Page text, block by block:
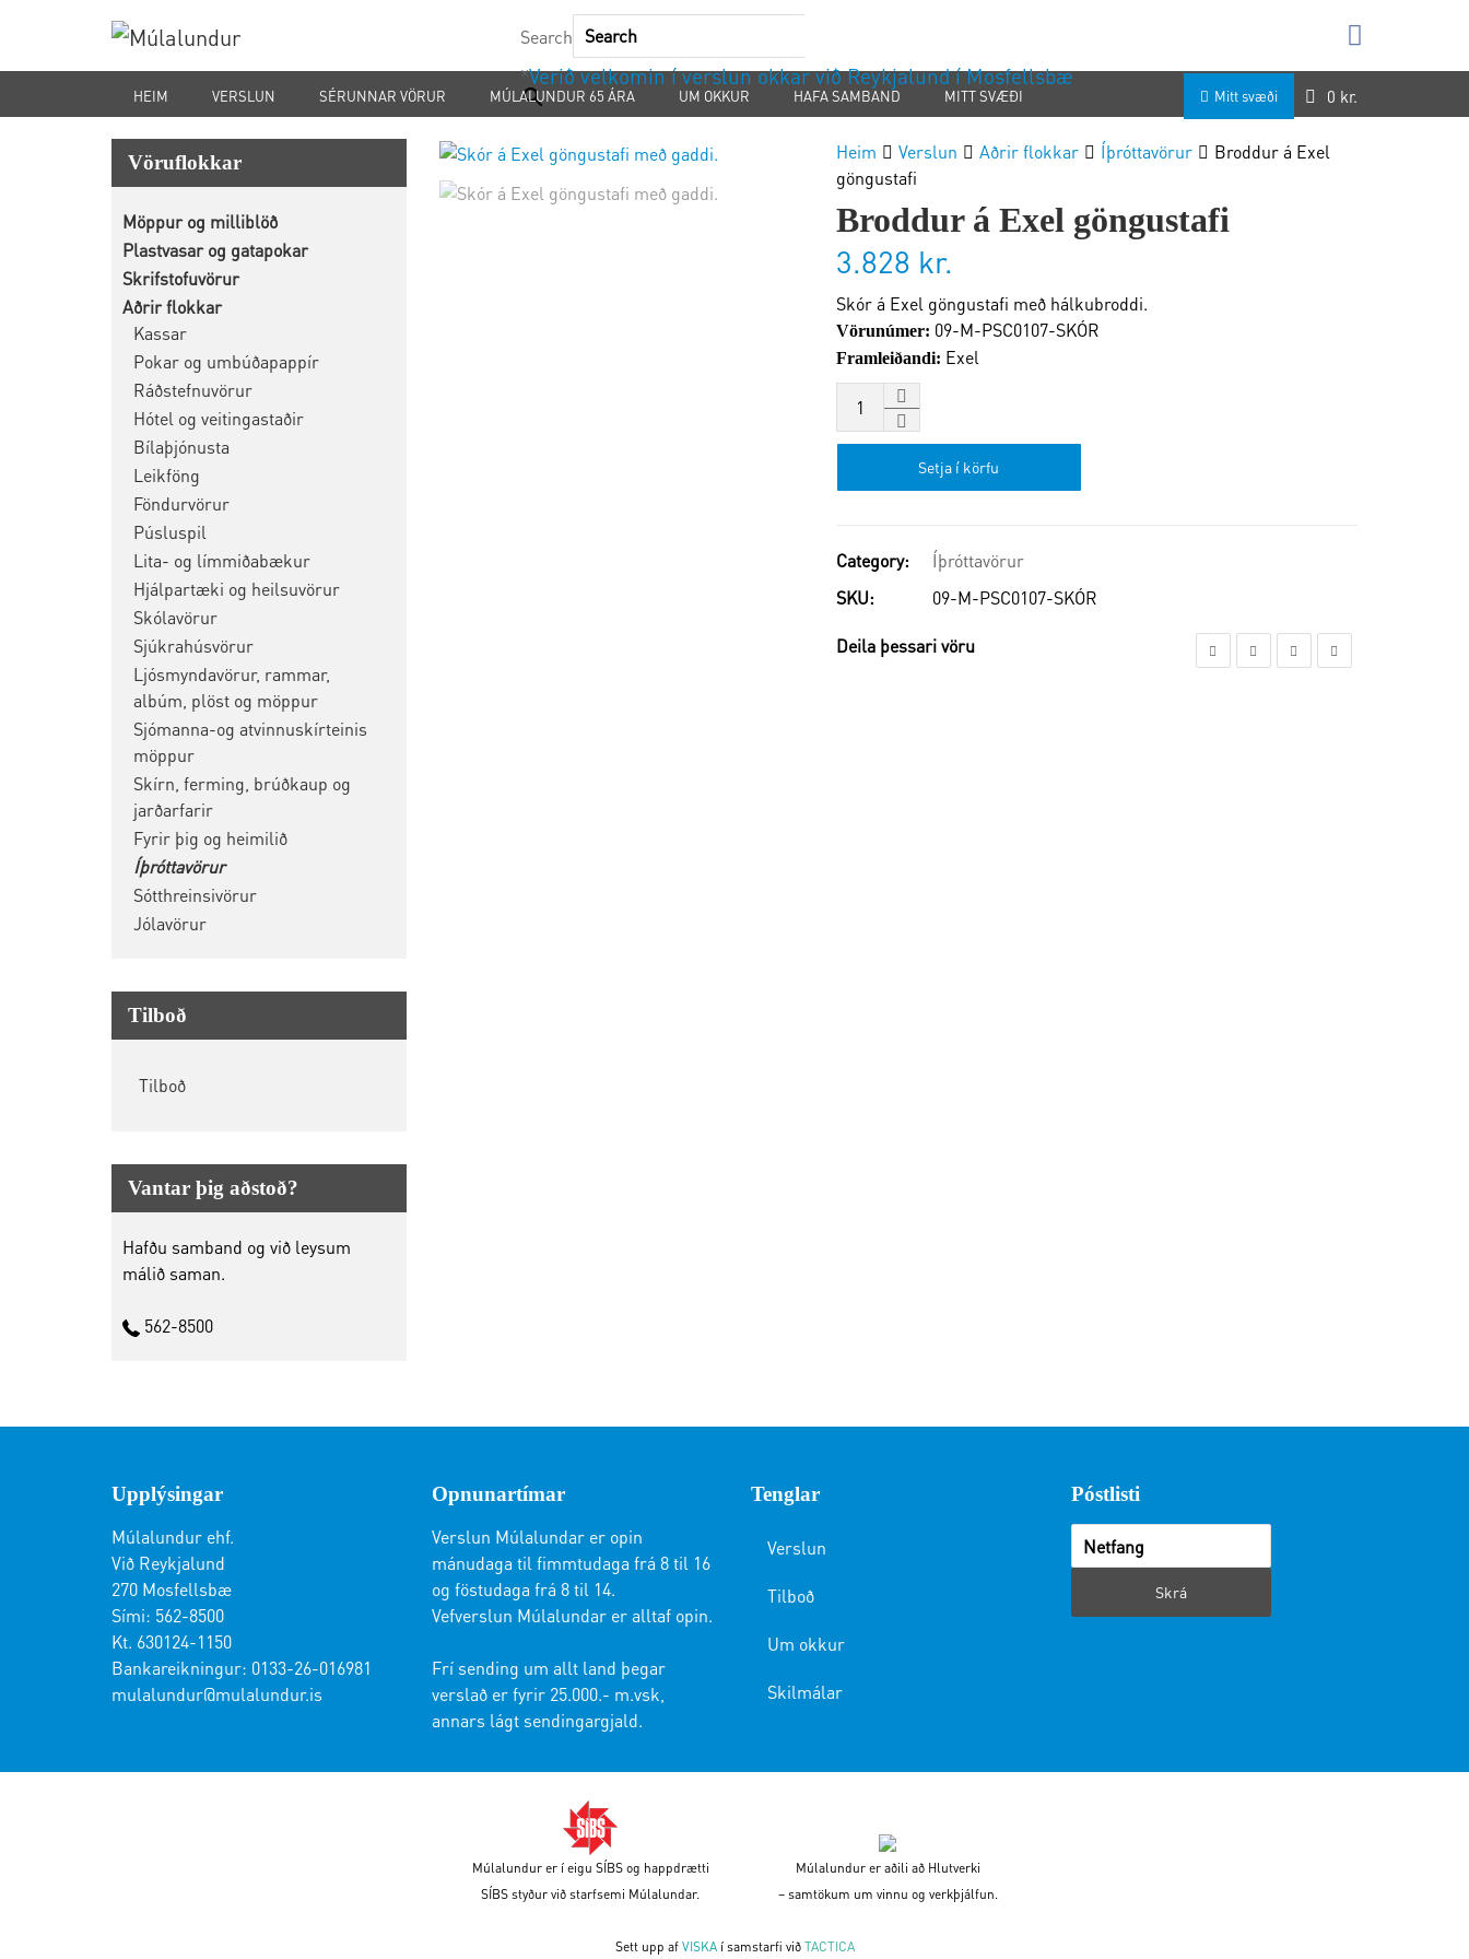
Search
×Verið velkomin í verslun okkar við Reykjalund í Mosfellsbæ
HEIM VERSLUN SÉRUNNAR VÖRUR MÚLALUNDUR 65 ÁRA UM OKKUR HAFA SAMBAND MITT SVÆÐI Mitt svæði 0 kr.
Heim Verslun Aðrir flokkar Íþróttavörur
Broddur á Exel
göngustafi
Broddur á Exel göngustafi
3.828 kr.
Skór á Exel göngustafi með hálkubroddi.
Vörunúmer: 09-M-PSC0107-SKÓR
Framleiðandi: Exel
Setja í körfu
Category:
Íþróttavörur
SKU:
09-M-PSC0107-SKÓR
Deila þessari vöru
Vöruflokkar
Möppur og milliblöð
Plastvasar og gatapokar
Skrifstofuvörur
Aðrir flokkar
Kassar
Pokar og umbúðapappír
Ráðstefnuvörur
Hótel og veitingastaðir
Bílaþjónusta
Leikföng
Föndurvörur
Púsluspil
Lita- og límmiðabækur
Hjálpartæki og heilsuvörur
Skólavörur
Sjúkrahúsvörur
Ljósmyndavörur, rammar,
albúm, plöst og möppur
Sjómanna-og atvinnuskírteinis
möppur
Skírn, ferming, brúðkaup og
jarðarfarir
Fyrir þig og heimilið
Íþróttavörur
Sótthreinsivörur
Jólavörur
Tilboð
Tilboð
Vantar þig aðstoð?
Hafðu samband og við leysum
málið saman.
562-8500
Upplýsingar
Múlalundur ehf.
Við Reykjalund
270 Mosfellsbæ
Sími: 562-8500
Kt. 630124-1150
Bankareikningur: 0133-26-016981
mulalundur@mulalundur.is
Opnunartímar
Verslun Múlalundar er opin
mánudaga til fimmtudaga frá 8 til 16
og föstudaga frá 8 til 14.
Vefverslun Múlalundar er alltaf opin.
Frí sending um allt land þegar
verslað er fyrir 25.000.- m.vsk,
annars lágt sendingargjald.
Tenglar
Verslun
Tilboð
Um okkur
Skilmálar
Póstlisti
Múlalundur er í eigu SÍBS og happdrætti
SÍBS styður við starfsemi Múlalundar.
Múlalundur er aðili að Hlutverki
– samtökum um vinnu og verkþjálfun.
Sett upp af VISKAí samstarfi við TACTICA